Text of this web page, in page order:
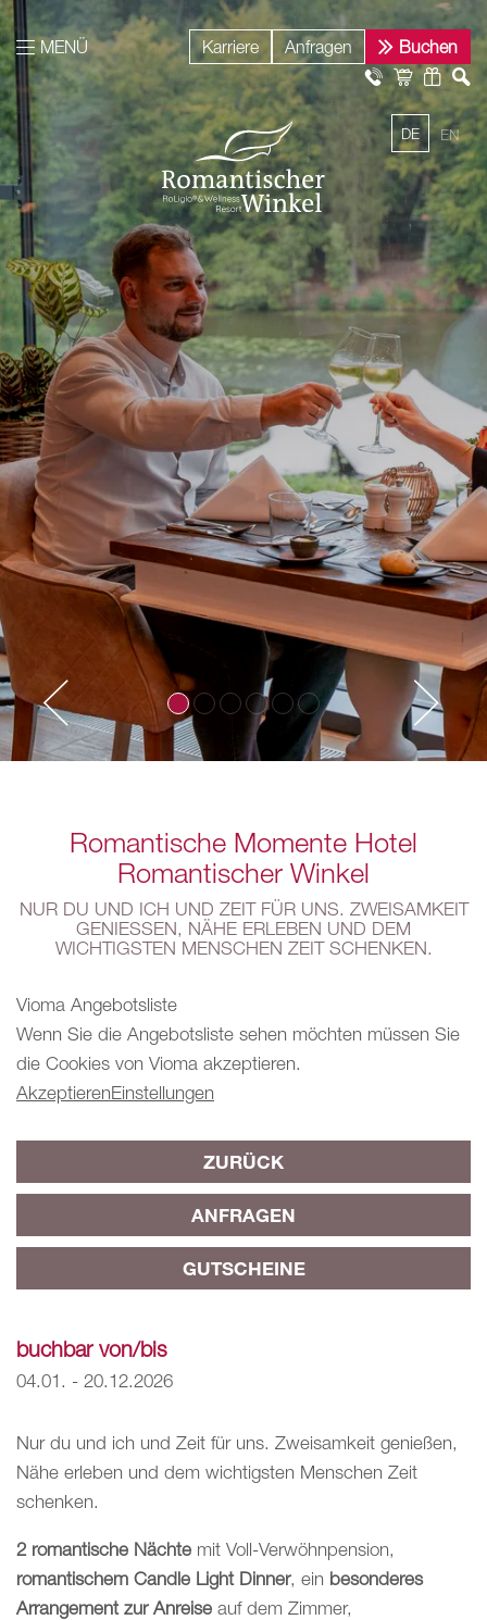
MENÜ
DE EN
Karriere Anfragen Buchen
Romantische Momente Hotel
Romantischer Winkel
NUR DU UND ICH UND ZEIT FÜR UNS. ZWEISAMKEIT
GENIESSEN, NÄHE ERLEBEN UND DEM W
ICHTIGSTEN MENSCHEN ZEIT SCHENKEN.
Vioma Angebotsliste
Wenn Sie die Angebotsliste sehen möchten müssen Sie
die Cookies von Vioma akzeptieren.
AkzeptierenEinstellungen
ZURÜCK
ANFRAGEN
GUTSCHEINE
buchbar von/bis
04.01. - 20.12.2026
Nur du und ich und Zeit für uns. Zweisamkeit genießen,
Nähe erleben und dem wichtigsten Menschen Zeit
schenken.
2 romantische Nächte mit Voll-Verwöhnpension,
romantischem Candle Light Dinner, ein besonderes
Arrangement zur Anreise auf dem Zimmer,